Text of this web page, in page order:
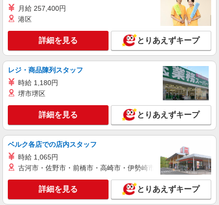
月給 257,400円
港区
詳細を見る とりあえずキープ
レジ・商品陳列スタッフ
時給 1,180円
堺市堺区
詳細を見る とりあえずキープ
ベルク各店での店内スタッフ
時給 1,065円
古河市・佐野市・前橋市・高崎市・伊勢崎市・太田市・館林市
詳細を見る とりあえずキープ